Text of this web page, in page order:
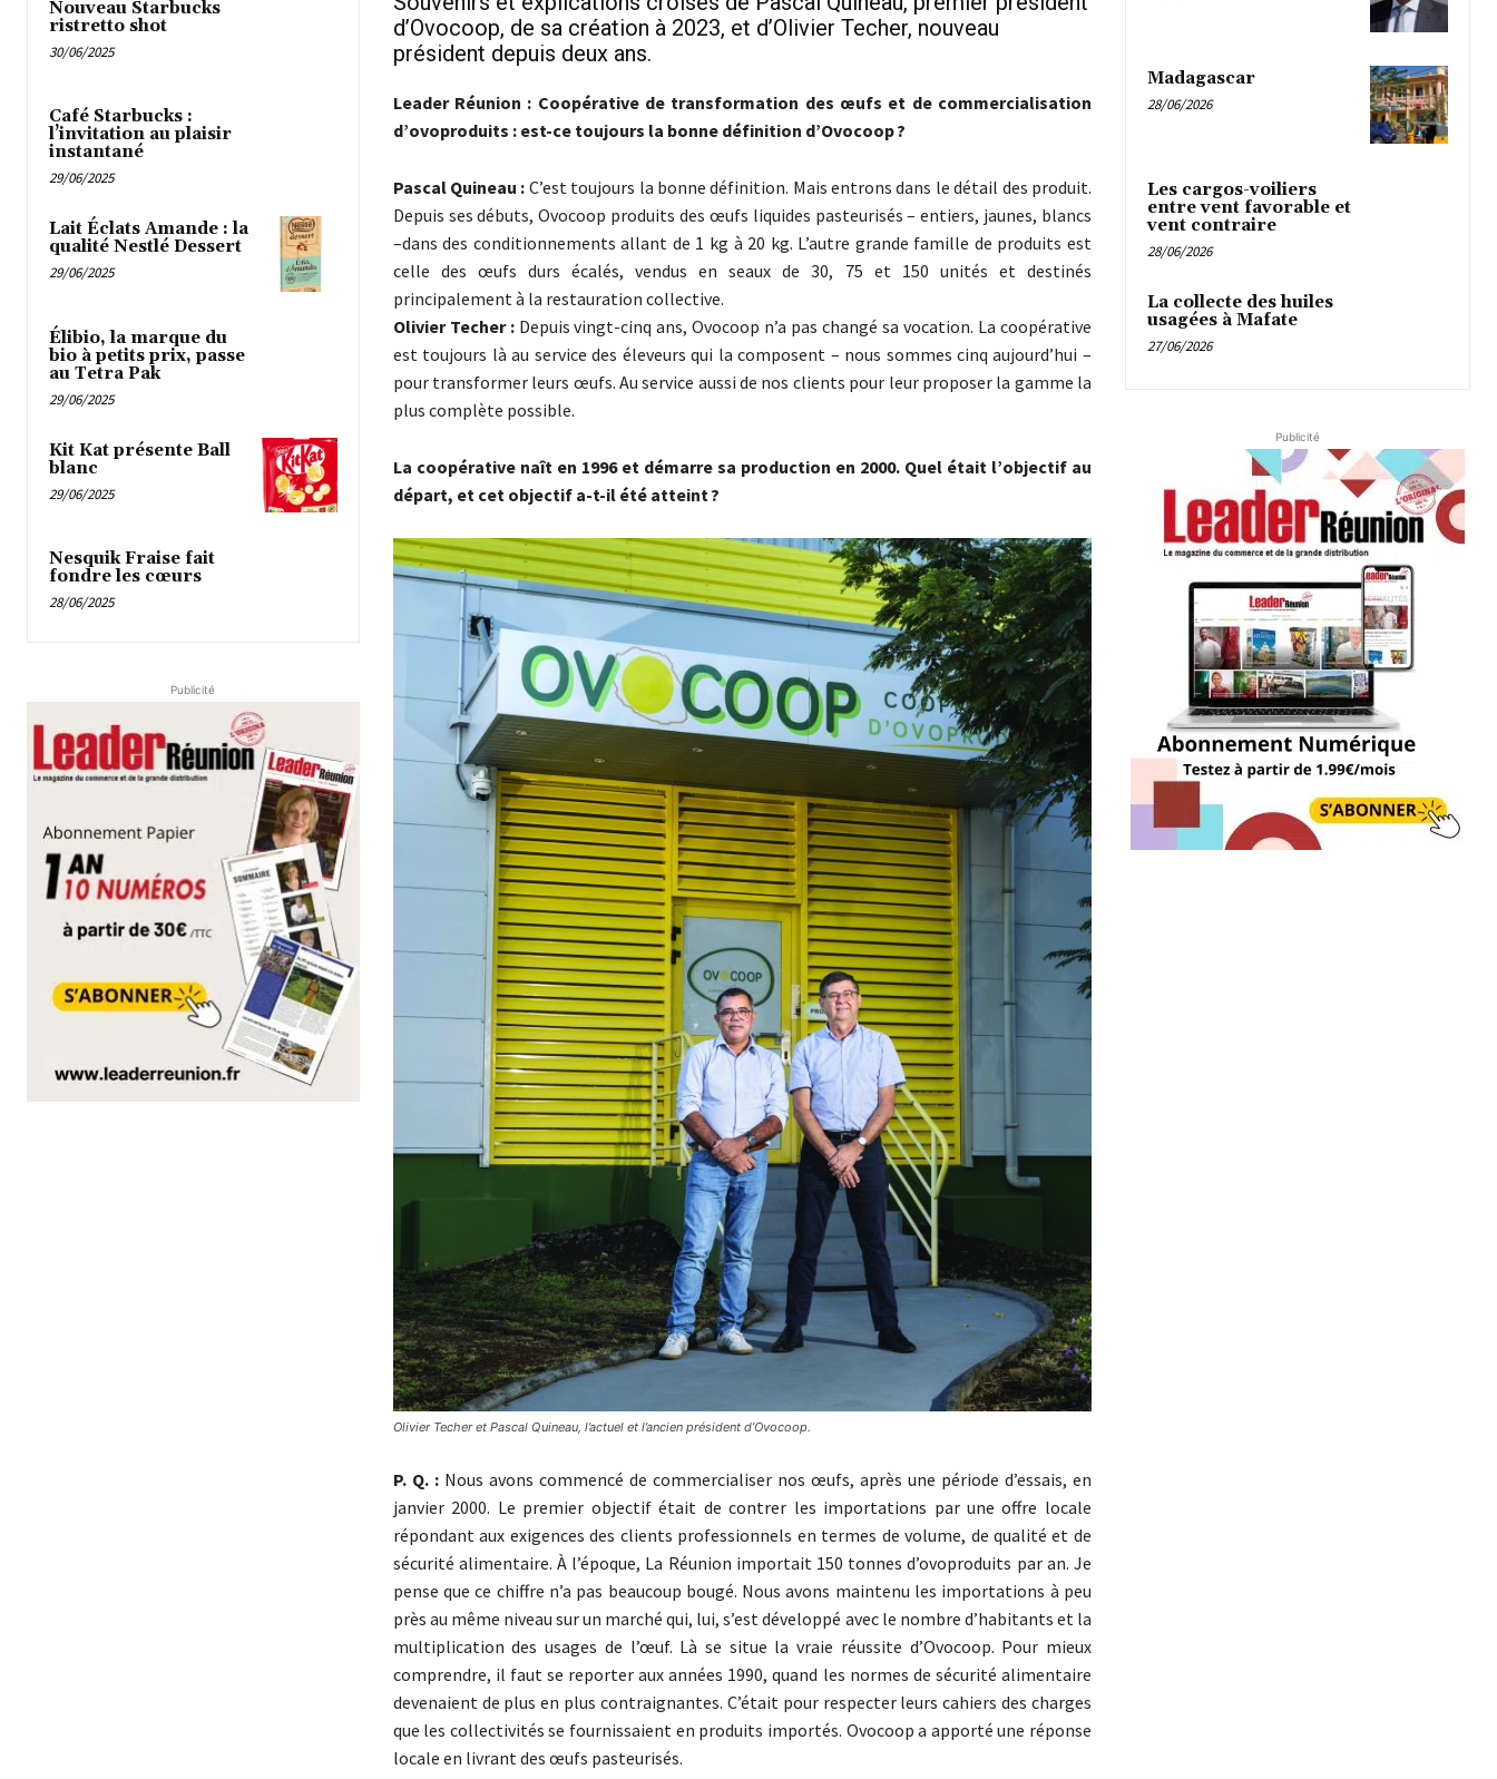
Nouveau Starbucks
ristretto shot
30/06/2025
Café Starbucks :
l’invitation au plaisir
instantané
29/06/2025
Lait Éclats Amande : la
qualité Nestlé Dessert
29/06/2025
Élibio, la marque du
bio à petits prix, passe
au Tetra Pak
29/06/2025
Kit Kat présente Ball
blanc
29/06/2025
Nesquik Fraise fait
fondre les cœurs
28/06/2025
Publicité
d’Ovocoop, de sa création à 2023, et d’Olivier Techer, nouveau
président depuis deux ans.
Leader Réunion : Coopérative de transformation des œufs et de commercialisation
d’ovoproduits : est-ce toujours la bonne définition d’Ovocoop ?
Pascal Quineau : C’est toujours la bonne définition. Mais entrons dans le détail des produit.
Depuis ses débuts, Ovocoop produits des œufs liquides pasteurisés – entiers, jaunes, blancs
–dans des conditionnements allant de 1 kg à 20 kg. L’autre grande famille de produits est
celle des œufs durs écalés, vendus en seaux de 30, 75 et 150 unités et destinés
principalement à la restauration collective.
Olivier Techer :Depuis vingt-cinq ans, Ovocoop n’a pas changé sa vocation. La coopérative
est toujours là au service des éleveurs qui la composent – nous sommes cinq aujourd’hui –
pour transformer leurs œufs. Au service aussi de nos clients pour leur proposer la gamme la
plus complète possible.
La coopérative naît en 1996 et démarre sa production en 2000. Quel était l’objectif au
départ, et cet objectif a-t-il été atteint ?
Olivier Techer et Pascal Quineau, l’actuel et l’ancien président d’Ovocoop.
P. Q. :Nous avons commencé de commercialiser nos œufs, après une période d’essais, en
janvier 2000. Le premier objectif était de contrer les importations par une offre locale
répondant aux exigences des clients professionnels en termes de volume, de qualité et de
sécurité alimentaire. À l’époque, La Réunion importait 150 tonnes d’ovoproduits par an. Je
pense que ce chiffre n’a pas beaucoup bougé. Nous avons maintenu les importations à peu
près au même niveau sur un marché qui, lui, s’est développé avec le nombre d’habitants et la
multiplication des usages de l’œuf. Là se situe la vraie réussite d’Ovocoop. Pour mieux
comprendre, il faut se reporter aux années 1990, quand les normes de sécurité alimentaire
devenaient de plus en plus contraignantes. C’était pour respecter leurs cahiers des charges
que les collectivités se fournissaient en produits importés. Ovocoop a apporté une réponse
locale en livrant des œufs pasteurisés.
Madagascar
28/06/2026
Les cargos-voiliers
entre vent favorable et
vent contraire
28/06/2026
La collecte des huiles
usagées à Mafate
27/06/2026
Publicité